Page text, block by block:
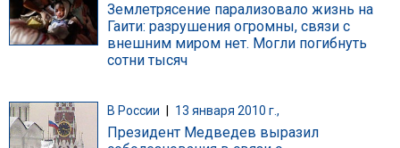
Землетрясение парализовало жизнь на
Гаити: разрушения огромны, связи с
внешним миром нет. Могли погибнуть
сотни тысяч
В России 13 января 2010 г.,
Президент Медведев выразил